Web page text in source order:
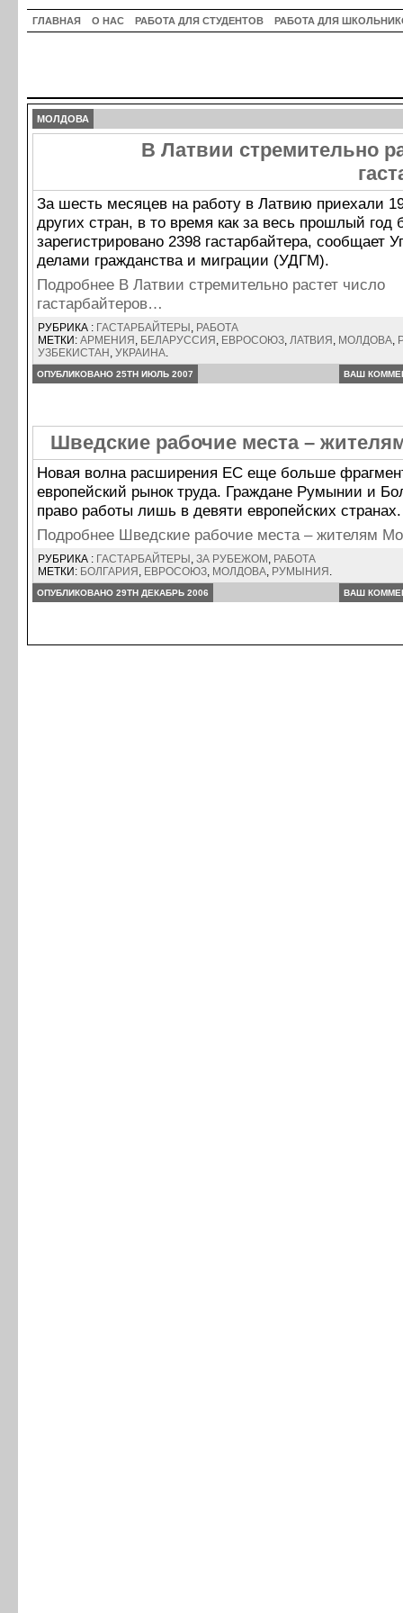
ГЛАВНАЯ О НАС РАБОТА ДЛЯ СТУДЕНТОВ РАБОТА ДЛЯ
МОЛДОВА
В Латвии стремительно
За шесть месяцев на работу в Латвию приехали
других стран, в то время как за весь прошлый год
зарегистрировано 2398 гастарбайтера, сообщает
делами гражданства и миграции (УДГМ).
Подробнее В Латвии стремительно растет число
гастарбайтеров…
РУБРИКА : ГАСТАРБАЙТЕРЫ , РАБОТА
МЕТКИ: АРМЕНИЯ , БЕЛАРУССИЯ , ЕВРОСОЮЗ, ЛАТВИЯ , МОЛДОВА,
УЗБЕКИСТАН , УКРАИНА.
ОПУБЛИКОВАНО 25TH ИЮЛЬ 2007 ВАШ
Шведские рабочие места –
Новая волна расширения ЕС еще больше
европейский рынок труда. Граждане Румынии и
право работы лишь в девяти европейских странах.
Подробнее Шведские рабочие места – жителям
РУБРИКА : ГАСТАРБАЙТЕРЫ , ЗА РУБЕЖОМ , РАБОТА
МЕТКИ: БОЛГАРИЯ , ЕВРОСОЮЗ, МОЛДОВА, РУМЫНИЯ .
ОПУБЛИКОВАНО 29TH ДЕКАБРЬ 2006 ВАШ